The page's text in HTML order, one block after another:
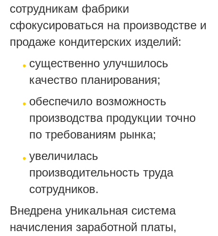
сотрудникам фабрики
сфокусироваться на производстве и
продаже кондитерских изделий:
существенно улучшилось
качество планирования;
обеспечило возможность
производства продукции точно
по требованиям рынка;
увеличилась
производительность труда
сотрудников.
Внедрена уникальная система
начисления заработной платы,